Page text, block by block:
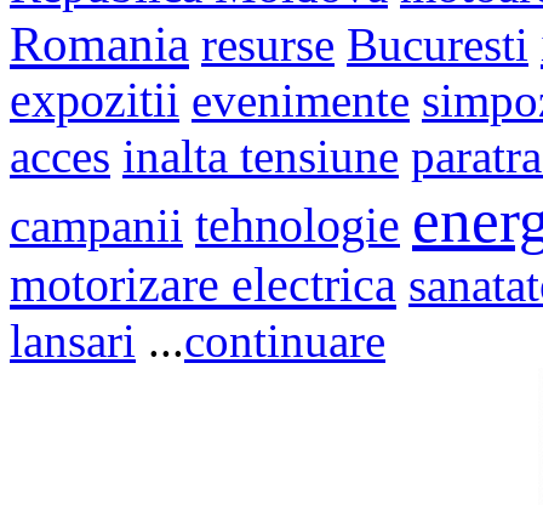
Romania resurse Bucuresti
expozitii evenimente
acces inalta tensiune
campanii tehnologie
motorizare electrica
lansari ...continuare